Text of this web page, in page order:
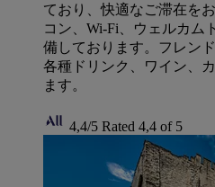
ており、快適なご滞在を
コン、Wi-Fi、ウェルカム
備しております。フレン
各種ドリンク、ワイン、
ます。
4,4/5 Rated 4,4 of 5